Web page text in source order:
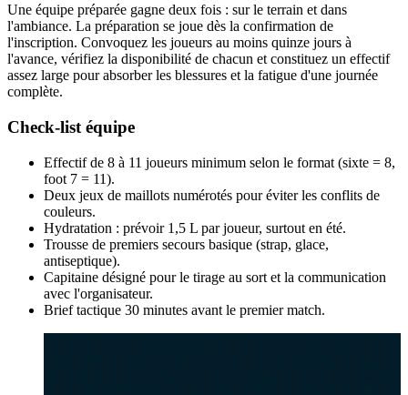
Une équipe préparée gagne deux fois : sur le terrain et dans
l'ambiance. La préparation se joue dès la confirmation de
l'inscription. Convoquez les joueurs au moins quinze jours à
l'avance, vérifiez la disponibilité de chacun et constituez un effectif
assez large pour absorber les blessures et la fatigue d'une journée
complète.
Check-list équipe
Effectif de 8 à 11 joueurs minimum selon le format (sixte = 8,
foot 7 = 11).
Deux jeux de maillots numérotés pour éviter les conflits de
couleurs.
Hydratation : prévoir 1,5 L par joueur, surtout en été.
Trousse de premiers secours basique (strap, glace,
antiseptique).
Capitaine désigné pour le tirage au sort et la communication
avec l'organisateur.
Brief tactique 30 minutes avant le premier match.